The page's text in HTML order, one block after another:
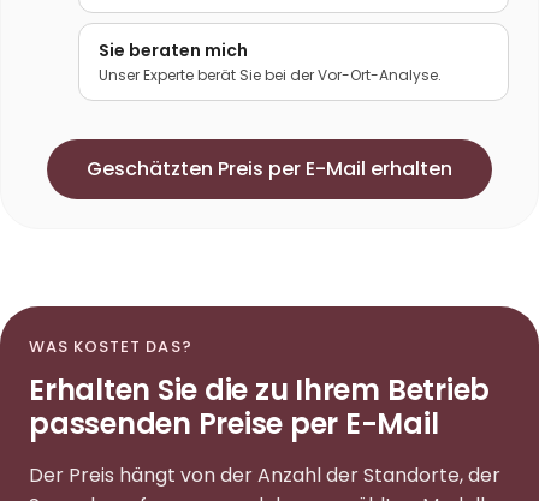
Sie beraten mich
Unser Experte berät Sie bei der Vor-Ort-Analyse.
Geschätzten Preis per E-Mail erhalten
WAS KOSTET DAS?
Erhalten Sie die zu Ihrem Betrieb
passenden Preise per E-Mail
Der Preis hängt von der Anzahl der Standorte, der